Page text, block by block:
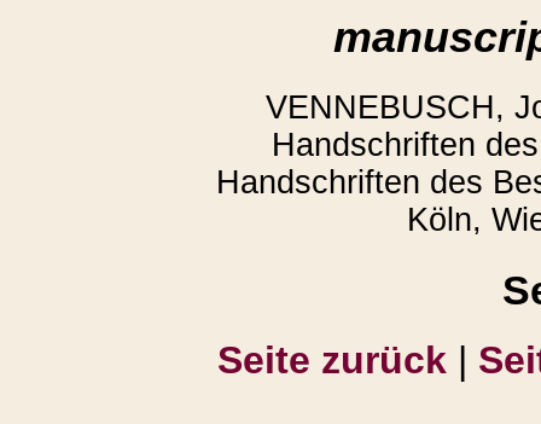
VENNEBUSCH,
Handschriften
Handschriften des
Köln,
Seite zurück |